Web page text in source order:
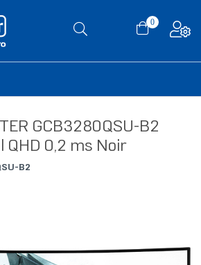
0
GCB3280QSU-B2
QHD 0,2 ms Noir
B2